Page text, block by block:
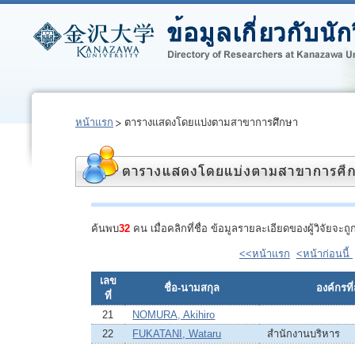
หน้าแรก ตารางแสดงโดยแบ่งตามสาขาการศึกษา
ค้นพบ32 คน เมื่อคลิกที่ชื่อ ข้อมูลรายละเอียดของผู้วิจัยจะถู
<<หน้าแรก <หน้าก่อนนี้
เลข
ที่
ชื่อ-นามสกุล องค์กร
21
NOMURA, Akihiro
22
FUKATANI, Wataru สำนักงานบริหาร